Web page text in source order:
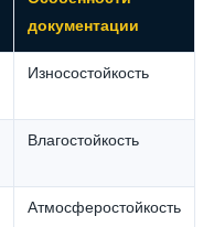
документации
Износостойкость
Влагостойкость
Атмосферостойкость